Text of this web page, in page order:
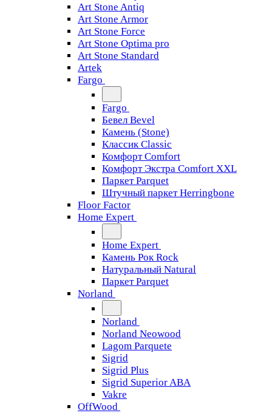
Art Stone Antiq
Art Stone Armor
Art Stone Force
Art Stone Optima pro
Art Stone Standard
Artek
Fargo
Fargo
Бевел Bevel
Камень (Stone)
Классик Classic
Комфорт Comfort
Комфорт Экстра Comfort XXL
Паркет Parquet
Штучный паркет Herringbone
Floor Factor
Home Expert
Home Expert
Камень Рок Rock
Натуральный Natural
Паркет Parquet
Norland
Norland
Norland Neowood
Lagom Parquete
Sigrid
Sigrid Plus
Sigrid Superior ABA
Vakre
OffWood